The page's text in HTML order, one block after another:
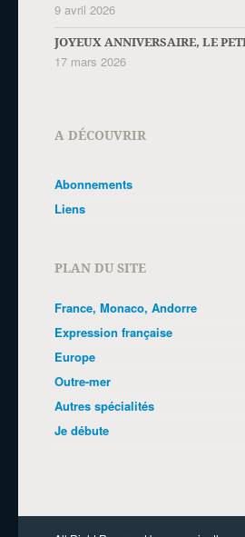
9 avril 2026
JOYEUX ANNIVERSAIRE, LE
17 mars 2026
A DÉCOUVRIR
Abonnements
Liens
PLAN DU SITE
France, Monaco, Andorre
Expression française
Europe
Outre-mer
Autres spécialités
Je débute